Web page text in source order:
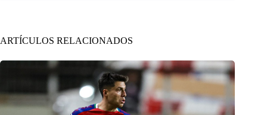
ARTÍCULOS RELACIONADOS